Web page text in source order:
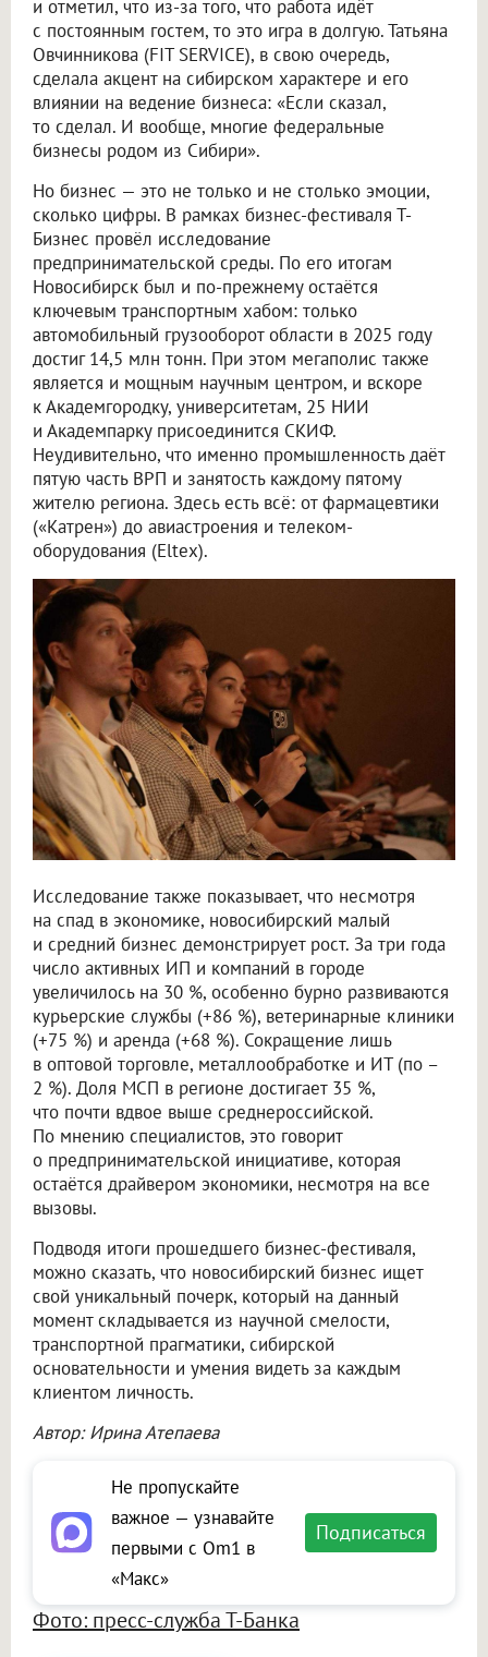
и отметил, что из-за того, что работа идёт
с постоянным гостем, то это игра в долгую. Татьяна
Овчинникова (FIT SERVICE), в свою очередь,
сделала акцент на сибирском характере и его
влиянии на ведение бизнеса: «Если сказал,
то сделал. И вообще, многие федеральные
бизнесы родом из Сибири».
Но бизнес — это не только и не столько эмоции,
сколько цифры. В рамках бизнес-фестиваля Т-
Бизнес провёл исследование
предпринимательской среды. По его итогам
Новосибирск был и по-прежнему остаётся
ключевым транспортным хабом: только
автомобильный грузооборот области в 2025 году
достиг 14,5 млн тонн. При этом мегаполис также
является и мощным научным центром, и вскоре
к Академгородку, университетам, 25 НИИ
и Академпарку присоединится СКИФ.
Неудивительно, что именно промышленность даёт
пятую часть ВРП и занятость каждому пятому
жителю региона. Здесь есть всё: от фармацевтики
(«Катрен») до авиастроения и телеком-
оборудования (Eltex).
Исследование также показывает, что несмотря
на спад в экономике, новосибирский малый
и средний бизнес демонстрирует рост. За три года
число активных ИП и компаний в городе
увеличилось на 30 %, особенно бурно развиваются
курьерские службы (+86 %), ветеринарные клиники
(+75 %) и аренда (+68 %). Сокращение лишь
в оптовой торговле, металлообработке и ИТ (по –
2 %). Доля МСП в регионе достигает 35 %,
что почти вдвое выше среднероссийской.
По мнению специалистов, это говорит
о предпринимательской инициативе, которая
остаётся драйвером экономики, несмотря на все
вызовы.
Подводя итоги прошедшего бизнес-фестиваля,
можно сказать, что новосибирский бизнес ищет
свой уникальный почерк, который на данный
момент складывается из научной смелости,
транспортной прагматики, сибирской
основательности и умения видеть за каждым
клиентом личность.
Автор: Ирина Атепаева
Не пропускайте
важное — узнавайте
первыми с Om1 в
«Макс»
Подписаться
Фото: пресс-служба Т-Банка